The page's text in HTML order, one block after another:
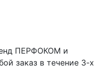
ПЕРФОКОМ и
заказ в течение 3-х